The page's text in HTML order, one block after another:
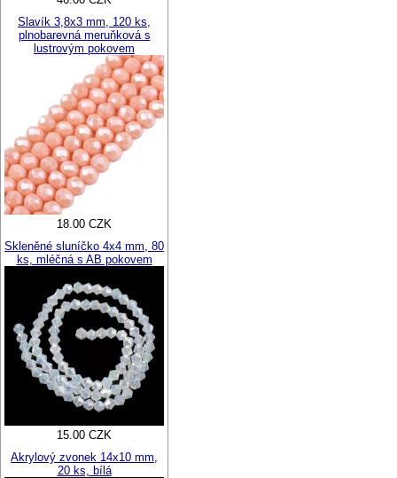
Slavík 3,8x3 mm, 120 ks,
plnobarevná meruňková s
lustrovým pokovem
18.00 CZK
Skleněné sluníčko 4x4 mm, 80
ks, mléčná s AB pokovem
15.00 CZK
Akrylový zvonek 14x10 mm,
20 ks, bílá